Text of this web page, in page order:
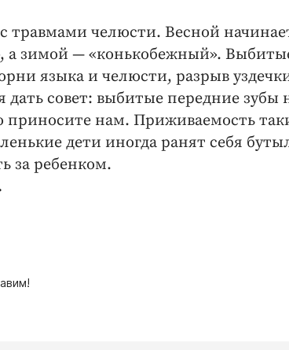
челюсти. Весной
а зимой — «конькобежный».
языка и челюсти, разрыв
совет: выбитые передние зубы
приносите нам. Приживаемость
дети иногда ранят себя
за ребенком.